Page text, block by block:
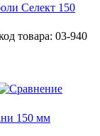
Селект 150
товара: 03-940